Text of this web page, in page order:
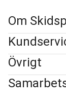
Om
Övrigt